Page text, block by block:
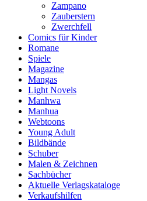
Zampano
Zauberstern
Zwerchfell
Comics für Kinder
Romane
Spiele
Magazine
Mangas
Light Novels
Manhwa
Manhua
Webtoons
Young Adult
Bildbände
Schuber
Malen & Zeichnen
Sachbücher
Aktuelle Verlagskataloge
Verkaufshilfen